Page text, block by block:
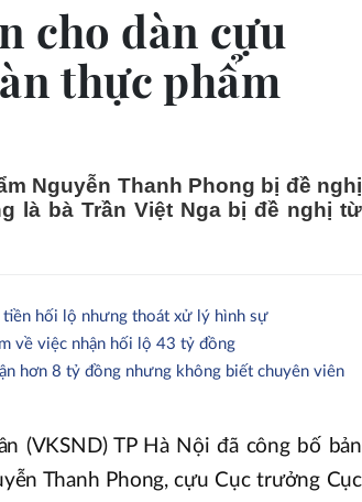
cho dàn cựu
thực phẩm
Nguyễn Thanh Phong bị đề nghị
là bà Trần Việt Nga bị đề nghị từ
tiền hối lộ nhưng thoát xử lý hình sự
về việc nhận hối lộ 43 tỷ đồng
hơn 8 tỷ đồng nhưng không biết chuyên viên
(VKSND) TP Hà Nội đã công bố bản
Thanh Phong, cựu Cục trưởng Cục